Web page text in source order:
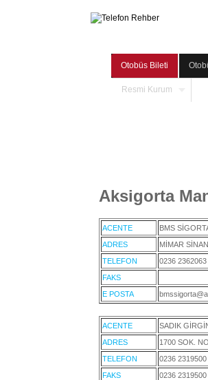
Otobüs Bileti
Resmi Kurum
Aksigorta
ACENTE
BMS
ADRES
MİMAR
TELEFON
0236 2362063
FAKS
E POSTA
ACENTE
SADIK
ADRES
1700 SOK.
TELEFON
0236 2319500
FAKS
0236 2319500